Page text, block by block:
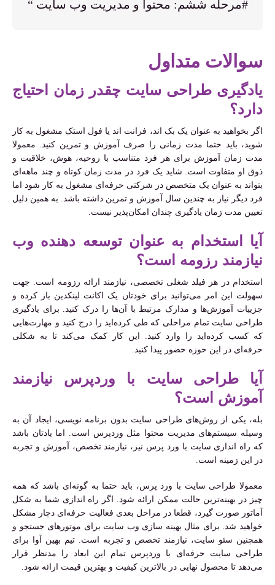
#مرحله ششم: محتوا و مدیریت وب سایت “
سوالات متداول
یادگیری طراحی سایت چقدر زمان احتیاج
دارد؟
اگر بخواهید به عنوان یک بک اند، فرانت اند یا فول استک مشغول به کار
شوید، باید حتما مدت زمانی را صرف آموزش و تمرین کنید. معمولا
مدت زمان آموزش برای هر فرد متناسب با روحیه، هوش، خلاقیت و
ذوق او متفاوت است. شاید یک فرد در مدت زمان کوتاه و چند ماهه‌ای
بتواند به عنوان یک متخصص در شرکتی حرفه‌ای مشغول به کار شود اما
فرد دیگر نیاز به چندین سال آموزش و تمرین داشته باشد. به همین دلیل
تعیین مدت زمان یادگیری چندان امکان‌پذیر نیست.
آیا استخدام به عنوان توسعه دهنده وب
نیازمند رزومه است؟
استخدام در هر فیلد شغلی تخصصی، نیازمند ارائه رزومه است. جهت
سهولت این امر می‌توانید برای خودتان یک اکانت لینکدین باز کرده و
جزییات آموزش‌ها و مدارک مرتبط با آن‌ها را درک کنید. برای یادگیری
طراحی سایت تمام مراحلی که طی کرده‌اید را درج کنید و مهارت‌هایی
که کسب کرده‌اید را وارد کنید. این کار کمک می‌کند تا به شکلی
حرفه‌ای در این حوزه حضور پیدا کنید.
آیا طراحی سایت با وردپرس نیازمند
آموزش است؟
بله، یکی از روش‌های طراحی سایت بدون برنامه نویسی، ایجاد آن به
وسیله سیستم‌های مدیریت محتوا مثل وردپرس است. اما یادتان باشد
که راه اندازی سایت با ورد پرس نیز، نیازمند تخصص، آموزش و تجربه
در این زمینه است.
معمولا طراحی سایت با ورد پرس، باید حتما به گونه‌ای باشد که همه
چیز در بهینه‌ترین حالت ممکن ارائه شود. اگر راه اندازی شما به شکل
آماتور صورت گیرد، قطعا در مراحل بعدی فعالیت حرفه‌ای دچار مشکل
خواهید شد. برای مثال بهینه سازی وب سایت برای موتورهای جستجو و
همچنین سئو سایت، نیازمند تخصص و تجربه است. تیم بهین آوا برای
طراحی سایت حرفه‌ای با وردپرس تمام این ابعاد را مدنظر قرار
می‌دهد تا محصول نهایی در بالاترین کیفیت و بهترین قیمت ارائه شود.